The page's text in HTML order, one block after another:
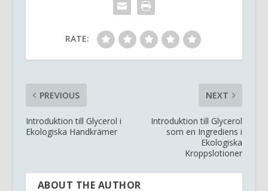
RATE:
PREVIOUS
Introduktion till Glycerol i
Ekologiska Handkrämer
NEXT
Introduktion till Glycerol
som en Ingrediens i
Ekologiska
Kroppslotioner
ABOUT THE AUTHOR